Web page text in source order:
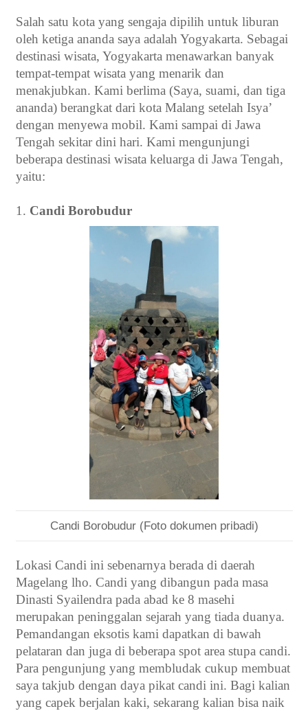
Salah satu kota yang sengaja dipilih untuk liburan
oleh ketiga ananda saya adalah Yogyakarta. Sebagai
destinasi wisata, Yogyakarta menawarkan banyak
tempat-tempat wisata yang menarik dan
menakjubkan. Kami berlima (Saya, suami, dan tiga
ananda) berangkat dari kota Malang setelah Isya’
dengan menyewa mobil. Kami sampai di Jawa
Tengah sekitar dini hari. Kami mengunjungi
beberapa destinasi wisata keluarga di Jawa Tengah,
yaitu:
1. Candi Borobudur
Candi Borobudur (Foto dokumen pribadi)
Lokasi Candi ini sebenarnya berada di daerah
Magelang lho. Candi yang dibangun pada masa
Dinasti Syailendra pada abad ke 8 masehi
merupakan peninggalan sejarah yang tiada duanya.
Pemandangan eksotis kami dapatkan di bawah
pelataran dan juga di beberapa spot area stupa candi.
Para pengunjung yang membludak cukup membuat
saya takjub dengan daya pikat candi ini. Bagi kalian
yang capek berjalan kaki, sekarang kalian bisa naik